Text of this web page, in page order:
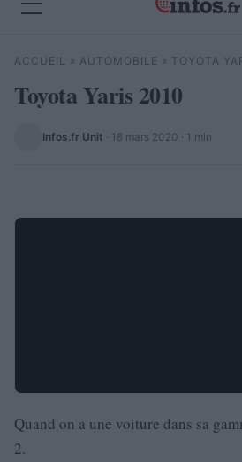
Rechercher
ACCUEIL » AUTOMOBILE » TOYOTA
Toyota Yaris 2010
Infos.fr Unit · 18 mars 2020 · 1 min
Quand on a une voiture dans sa
2.